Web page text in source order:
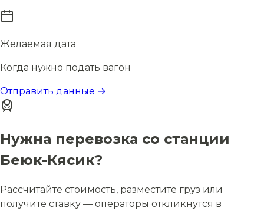
Желаемая дата
Когда нужно подать вагон
Отправить данные →
Нужна перевозка со станции
Беюк-Кясик?
Рассчитайте стоимость, разместите груз или
получите ставку — операторы откликнутся в